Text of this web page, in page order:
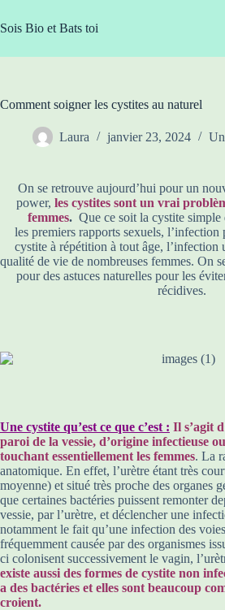
au
contenu
Sois Bio et Bats toi
Comment soigner les cystites au naturel
Laura janvier 23, 2024
On se retrouve aujourd’hui pour un
power, les cystites sont un vrai
femmes. Que ce soit la cystite simple
les premiers rapports sexuels, l’infection
cystite à répétition à tout âge, l’infection
qualité de vie de nombreuses femmes. On
pour des astuces naturelles pour les
récidives.
Une cystite qu’est ce que c’est : Il s’agit
paroi de la vessie, d’origine infectieuse
touchant essentiellement les femmes. La
anatomique. En effet, l’urètre étant très
moyenne) et situé très proche des organes
que certaines bactéries puissent remonter
vessie, par l’urètre, et déclencher une
notamment le fait qu’une infection des
fréquemment causée par des organismes
ci colonisent successivement le vagin,
existe aussi des formes de cystite non
a des bactéries et elles sont beaucoup
croient.